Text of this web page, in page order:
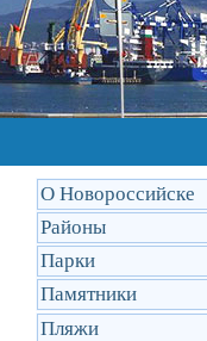
О Новороссийске
Районы
Парки
Памятники
Пляжи